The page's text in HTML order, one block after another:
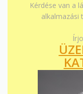
Kérdése van a
alkalmazási